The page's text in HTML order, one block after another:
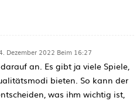
Dezember 2022 Beim 16:27
an. Es gibt ja viele Spiele,
bieten. So kann der
was ihm wichtig ist,